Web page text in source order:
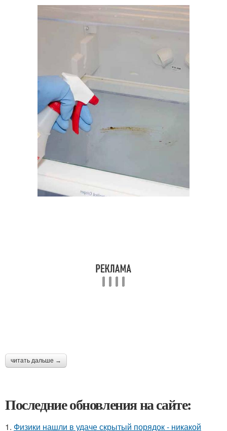
читать дальше →
Последние обновления на сайте:
1. Физики нашли в удаче скрытый порядок - никакой